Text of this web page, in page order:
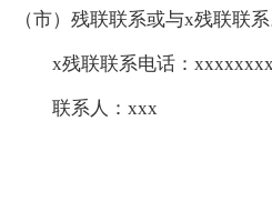
（市）残联联系或与x残联联系
x残联联系电话：xxxxxxxx
联系人：xxx